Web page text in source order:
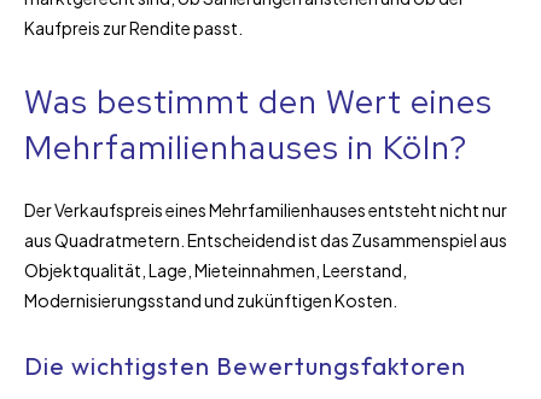
Kaufpreis zur Rendite passt.
Was bestimmt den Wert eines
Mehrfamilienhauses in Köln?
Der Verkaufspreis eines Mehrfamilienhauses entsteht nicht nur
aus Quadratmetern. Entscheidend ist das Zusammenspiel aus
Objektqualität, Lage, Mieteinnahmen, Leerstand,
Modernisierungsstand und zukünftigen Kosten.
Die wichtigsten Bewertungsfaktoren